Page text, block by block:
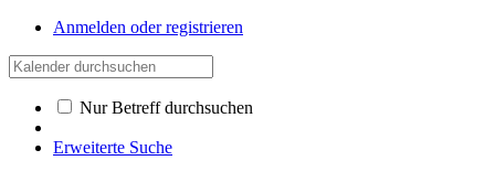
Anmelden oder registrieren
Nur Betreff durchsuchen
Erweiterte Suche